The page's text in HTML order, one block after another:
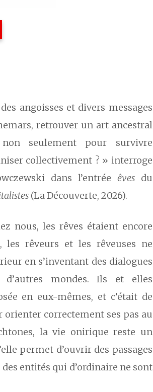
angoisses et divers messages
retrouver un art ancestral
seulement pour survivre
collectivement ? » interroge
dans l’entrée êvesdu
(La Découverte, 2026).
nous, les rêves étaient encore
les rêveurs et les rêveuses ne
en s’inventant des dialogues
mondes. Ils et elles
en eux-mêmes, et c’était de
correctement ses pas au
la vie onirique reste un
permet d’ouvrir des passages
entités qui d’ordinaire ne sont